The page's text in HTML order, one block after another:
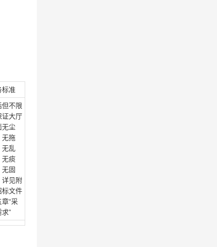
标准
但不限
证大厅
无尘
无拖
无乱
无痰
无固
详见附
标文件
“采
求”